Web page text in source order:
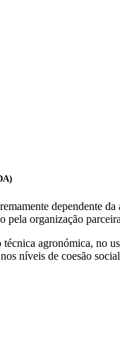
dependente
pela organização
agronómica, no
níveis de coesão